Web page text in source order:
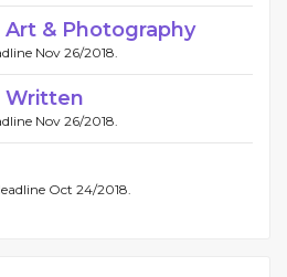
& Photography
Nov 26/2018.
Written
Nov 26/2018.
Oct 24/2018.